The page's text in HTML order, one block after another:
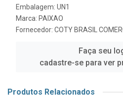
Embalagem: UN1
Marca: PAIXAO
Fornecedor: COTY BRASIL
Faça seu
cadastre-se para ver
Produtos Relacionados